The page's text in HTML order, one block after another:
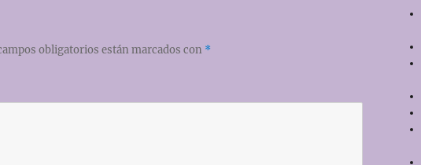
obligatorios están marcados con *